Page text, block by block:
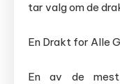
tar valg om de
En Drakt for Alle
En av de mest